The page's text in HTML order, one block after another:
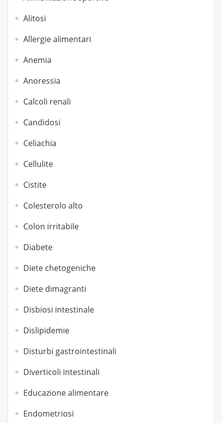
Alitosi
Allergie alimentari
Anemia
Anoressia
Calcoli renali
Candidosi
Celiachia
Cellulite
Cistite
Colesterolo alto
Colon irritabile
Diabete
Diete chetogeniche
Diete dimagranti
Disbiosi intestinale
Dislipidemie
Disturbi gastrointestinali
Diverticoli intestinali
Educazione alimentare
Endometriosi